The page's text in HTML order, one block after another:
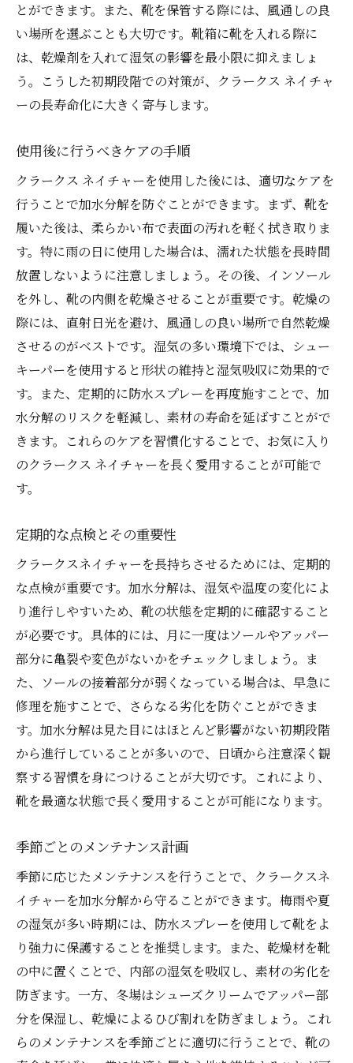
とができます。また、靴を保管する際には、風通しの良
い場所を選ぶことも大切です。靴箱に靴を入れる際に
は、乾燥剤を入れて湿気の影響を最小限に抑えましょ
う。こうした初期段階での対策が、クラークス ネイチャ
ーの長寿命化に大きく寄与します。
使用後に行うべきケアの手順
クラークス ネイチャーを使用した後には、適切なケアを
行うことで加水分解を防ぐことができます。まず、靴を
履いた後は、柔らかい布で表面の汚れを軽く拭き取りま
す。特に雨の日に使用した場合は、濡れた状態を長時間
放置しないように注意しましょう。その後、インソール
を外し、靴の内側を乾燥させることが重要です。乾燥の
際には、直射日光を避け、風通しの良い場所で自然乾燥
させるのがベストです。湿気の多い環境下では、シュー
キーパーを使用すると形状の維持と湿気吸収に効果的で
す。また、定期的に防水スプレーを再度施すことで、加
水分解のリスクを軽減し、素材の寿命を延ばすことがで
きます。これらのケアを習慣化することで、お気に入り
のクラークス ネイチャーを長く愛用することが可能で
す。
定期的な点検とその重要性
クラークスネイチャーを長持ちさせるためには、定期的
な点検が重要です。加水分解は、湿気や温度の変化によ
り進行しやすいため、靴の状態を定期的に確認すること
が必要です。具体的には、月に一度はソールやアッパー
部分に亀裂や変色がないかをチェックしましょう。ま
た、ソールの接着部分が弱くなっている場合は、早急に
修理を施すことで、さらなる劣化を防ぐことができま
す。加水分解は見た目にはほとんど影響がない初期段階
から進行していることが多いので、日頃から注意深く観
察する習慣を身につけることが大切です。これにより、
靴を最適な状態で長く愛用することが可能になります。
季節ごとのメンテナンス計画
季節に応じたメンテナンスを行うことで、クラークスネ
イチャーを加水分解から守ることができます。梅雨や夏
の湿気が多い時期には、防水スプレーを使用して靴をよ
り強力に保護することを推奨します。また、乾燥材を靴
の中に置くことで、内部の湿気を吸収し、素材の劣化を
防ぎます。一方、冬場はシューズクリームでアッパー部
分を保湿し、乾燥によるひび割れを防ぎましょう。これ
らのメンテナンスを季節ごとに適切に行うことで、靴の